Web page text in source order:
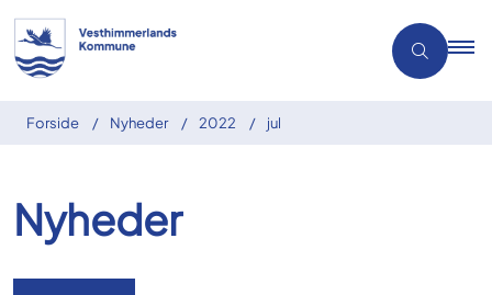
Forside Nyheder 2022 jul
Nyheder